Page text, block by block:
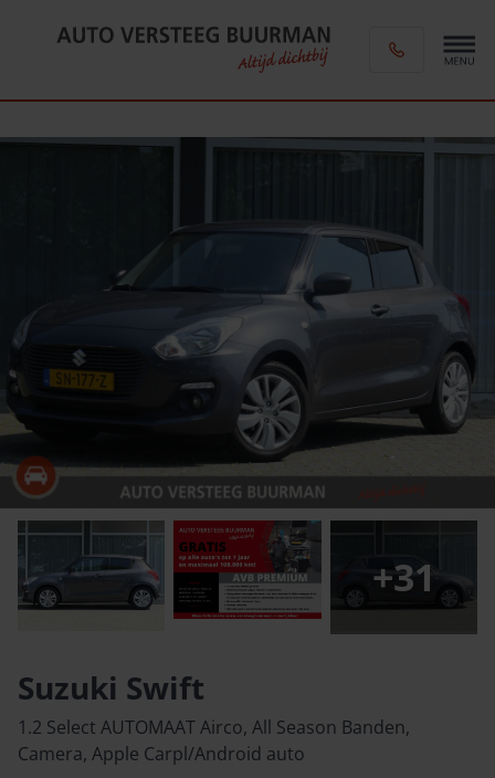
+31
Suzuki Swift
1.2 Select AUTOMAAT Airco, All Season Banden,
Camera, Apple Carpl/Android auto